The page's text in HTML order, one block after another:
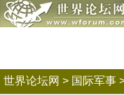
世界论坛网 > 国际军事